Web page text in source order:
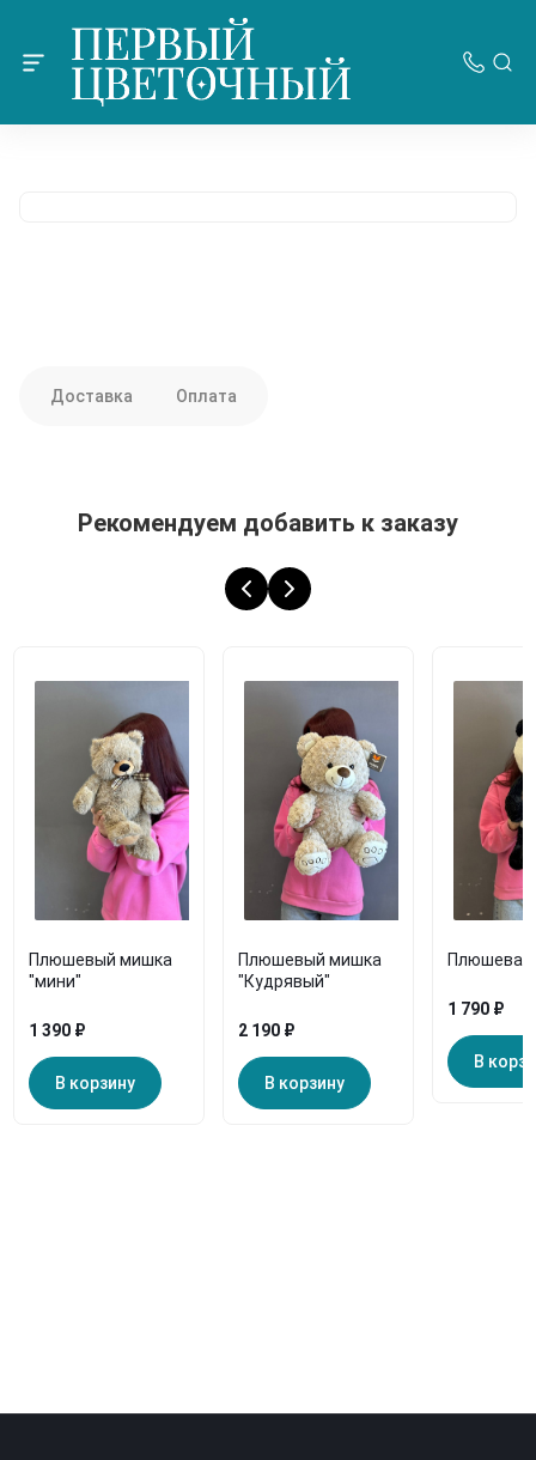
Доставка Оплата
Рекомендуем добавить к заказу
Плюшевый мишка
"мини"
1 390 ₽
В корзину
Плюшевый мишка
"Кудрявый"
2 190 ₽
В корзину
Плюшевая
1 790 ₽
В